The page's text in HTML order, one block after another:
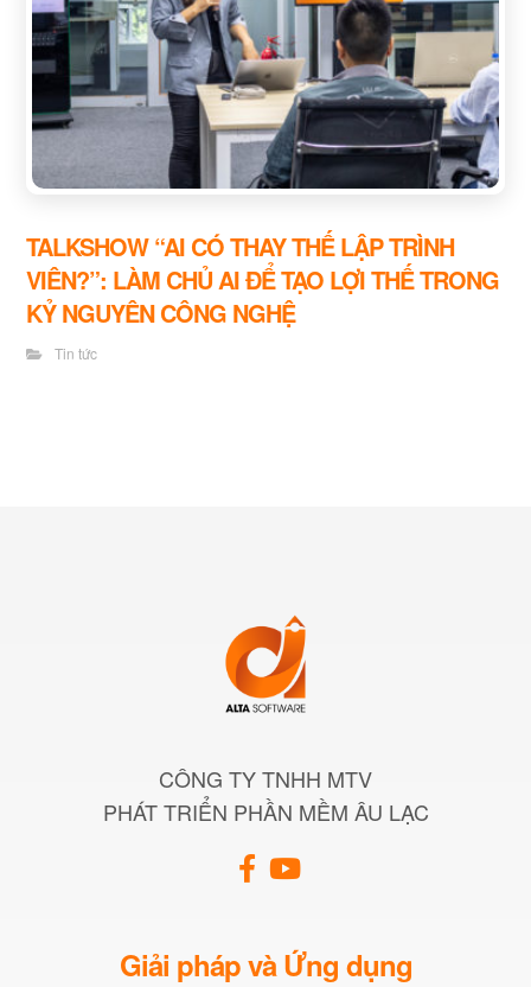
TALKSHOW “AI CÓ THAY THẾ LẬP TRÌNH
VIÊN?”: LÀM CHỦ AI ĐỂ TẠO LỢI THẾ TRONG
KỶ NGUYÊN CÔNG NGHỆ
Tin tức
CÔNG TY TNHH MTV
PHÁT TRIỂN PHẦN MỀM ÂU LẠC
Giải pháp và Ứng dụng